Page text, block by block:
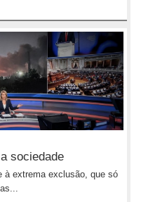
sociedade
à extrema exclusão, que só